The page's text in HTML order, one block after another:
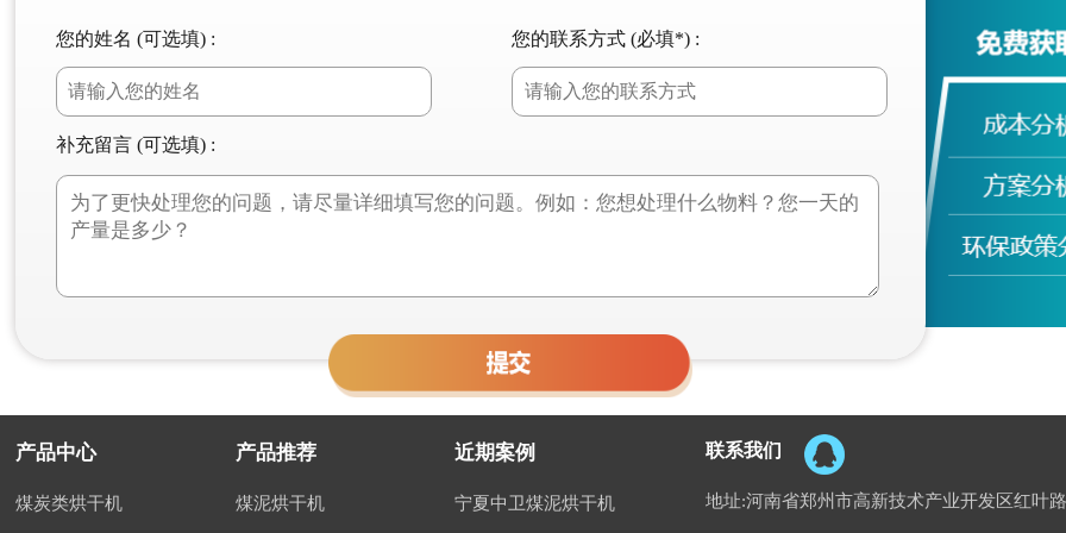
您的姓名 (可选填) : 您的联系方式 (必填*) :
补充留言 (可选填) :
产品中心
煤炭类烘干机
产品推荐
煤泥烘干机
近期案例
宁夏中卫煤泥烘干机
联系我们
地址:河南省郑州市高新技术产业开发区红叶